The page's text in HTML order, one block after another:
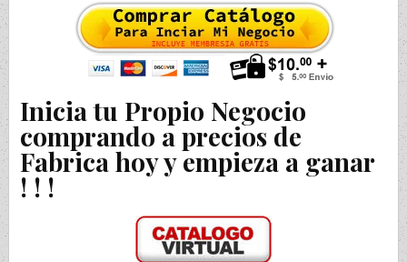
Inicia tu Propio Negocio
comprando a precios de
Fabrica hoy y empieza a ganar
! ! !